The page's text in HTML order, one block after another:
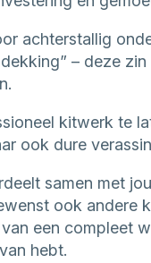
achterstallig
– deze
kitwerk te
ook dure
samen met
ook andere
een compleet
hebt.